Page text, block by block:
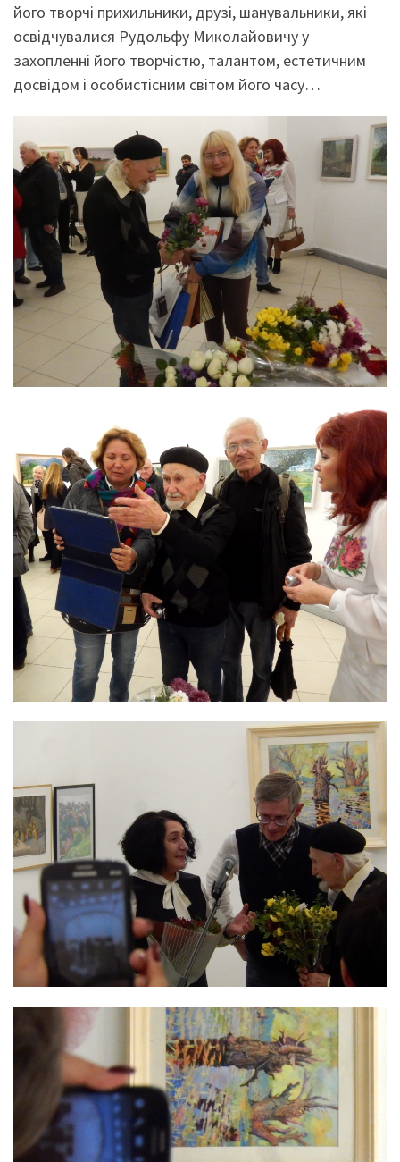
його творчі прихильники, друзі, шанувальники, які
освідчувалися Рудольфу Миколайовичу у
захопленні його творчістю, талантом, естетичним
досвідом і особистісним світом його часу…